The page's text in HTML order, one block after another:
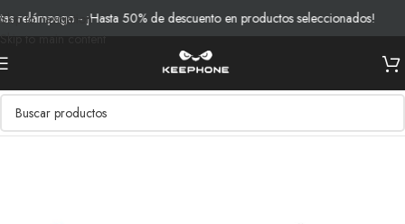
Skip to navigation
Skip to main content
- ¡Hasta 50% de descuento en productos seleccionados!
Inicio/Productos/Vidrios y Protección